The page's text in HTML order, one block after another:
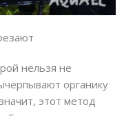
нельзя не
органику
этот метод